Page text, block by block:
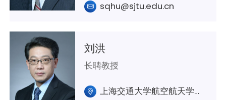
sqhu@sjtu.edu.cn
刘洪
长聘教授
上海交通大学航空航天学院A411室